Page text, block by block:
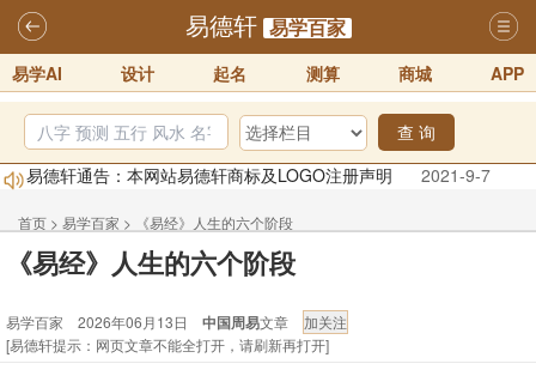
易德轩 易学百家
易学AI 设计 起名 测算 商城 APP
查 询
易德轩通告：本网站易德轩商标及LOGO注册声明
2021-9-7
易德轩易学ai，ai批八字紫微命理相学，ai智能体客服系统开通，欢迎
体验！！
2025-07-01
易德轩网重构及升能完成，欢迎大家来体验新程序及感觉！！
2026年化太岁锦囊属马、鼠、牛、龙、兔、狗、鸡生肖化太岁开始预
首页 > 易学百家 > 《易经》人生的六个阶段
《易经》人生的六个阶段
易学百家 2026年06月13日 中国周易文章
[易德轩提示：网页文章不能全打开，请刷新再打开]